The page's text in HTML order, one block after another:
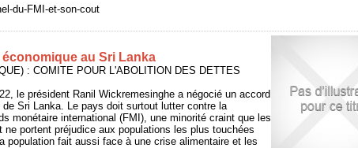
du-FMI-et-son-cout
au Sri Lanka
: COMITE POUR L'ABOLITION DES DETTES
le président Ranil Wickremesinghe a négocié un accord
Sri Lanka. Le pays doit surtout lutter contre la
monétaire international (FMI), une minorité craint que les
ne portent préjudice aux populations les plus touchées
population fait aussi face à une crise alimentaire et les